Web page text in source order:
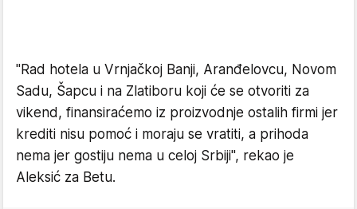
"Rad hotela u Vrnjačkoj Banji, Aranđelovcu, Novom
Sadu, Šapcu i na Zlatiboru koji će se otvoriti za
vikend, finansiraćemo iz proizvodnje ostalih firmi jer
krediti nisu pomoć i moraju se vratiti, a prihoda
nema jer gostiju nema u celoj Srbiji", rekao je
Aleksić za Betu.